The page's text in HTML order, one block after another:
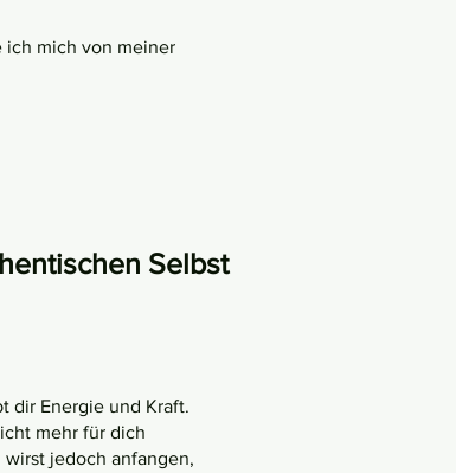
ich mich von meiner
Selbst
dir Energie und Kraft.
mehr für dich
jedoch anfangen,